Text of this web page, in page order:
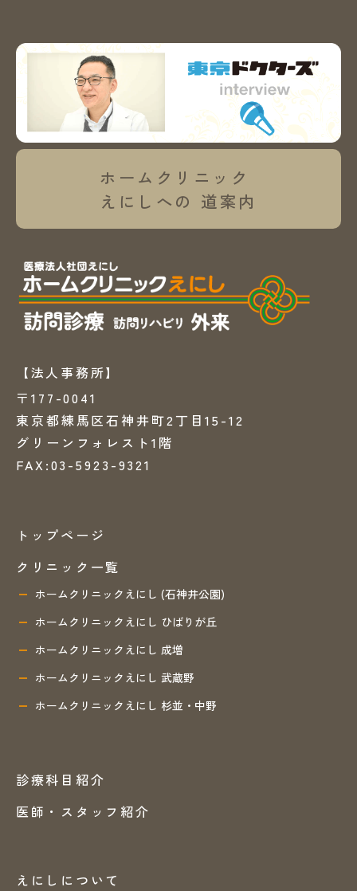
ホームクリニック
えにしへの 道案内
【法人事務所】
〒177-0041
東京都練馬区石神井町2丁目15-12
グリーンフォレスト1階
FAX:03-5923-9321
トップページ
クリニック一覧
ホームクリニックえにし (石神井公園)
ホームクリニックえにし ひばりが丘
ホームクリニックえにし 成増
ホームクリニックえにし 武蔵野
ホームクリニックえにし 杉並・中野
診療科目紹介
医師・スタッフ紹介
えにしについて